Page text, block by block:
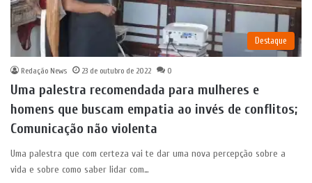
Destaque
Redação News 23 de outubro de 2022 0
Uma palestra recomendada para mulheres e
homens que buscam empatia ao invés de conflitos;
Comunicação não violenta
Uma palestra que com certeza vai te dar uma nova percepção sobre a
vida e sobre como saber lidar com…